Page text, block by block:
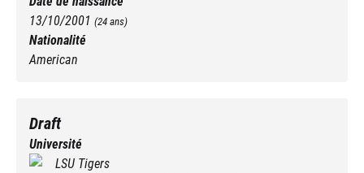
13/10/2001 (24ans)
Nationalité
American
Draft
Université
LSU Tigers